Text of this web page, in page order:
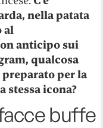
nella patata
al
anticipo sui
qualcosa
per la
stessa icona?
buffe